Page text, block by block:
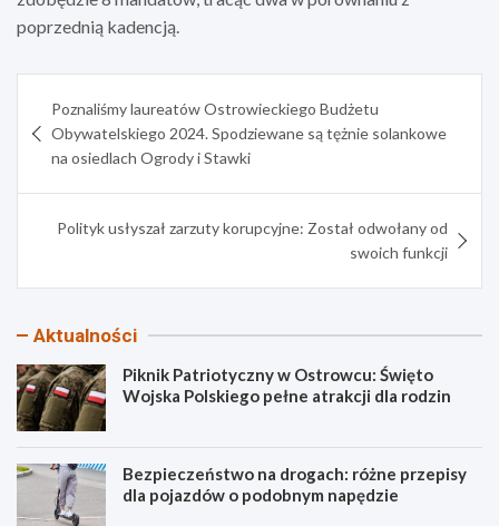
poprzednią kadencją.
wpisu
Poznaliśmy laureatów Ostrowieckiego Budżetu
Obywatelskiego 2024. Spodziewane są tężnie solankowe
na osiedlach Ogrody i Stawki
Polityk usłyszał zarzuty korupcyjne: Został odwołany od
swoich funkcji
Aktualności
Piknik Patriotyczny w Ostrowcu: Święto
Wojska Polskiego pełne atrakcji dla rodzin
Bezpieczeństwo na drogach: różne przepisy
dla pojazdów o podobnym napędzie